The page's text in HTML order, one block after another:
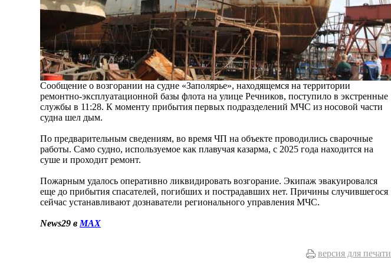
Сообщение о возгорании на судне «Заполярье», находящемся на территории
ремонтно-эксплуатационной базы флота на улице Речников, поступило в экстренные
службы в 11:28. К моменту прибытия первых подразделений МЧС из носовой части
судна шел дым.
По предварительным сведениям, во время ЧП на объекте проводились сварочные
работы. Само судно, используемое как плавучая казарма, с 2025 года находится на
суше и проходит ремонт.
Пожарным удалось оперативно ликвидировать возгорание. Экипаж эвакуировался
еще до прибытия спасателей, погибших и пострадавших нет. Причины случившегося
сейчас устанавливают дознаватели регионального управления МЧС.
News29 в MAX
версия для печати